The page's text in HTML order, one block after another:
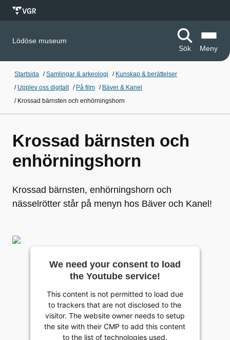
Lödöse museum
Sök
Meny
Startsida /Samlingar & arkeologi / Kunskap & berättelser
/ Upplev oss digitalt / På film / Bäver & Kanel
/ Krossad bärnsten och enhörningshorn
Krossad bärnsten och
enhörningshorn
Krossad bärnsten, enhörningshorn och
nässelrötter står på menyn hos Bäver och Kanel!
We need your consent to load
the Youtube service!
This content is not permitted to load due
to trackers that are not disclosed to the
visitor. The website owner needs to setup
the site with their CMP to add this content
to the list of technologies used.